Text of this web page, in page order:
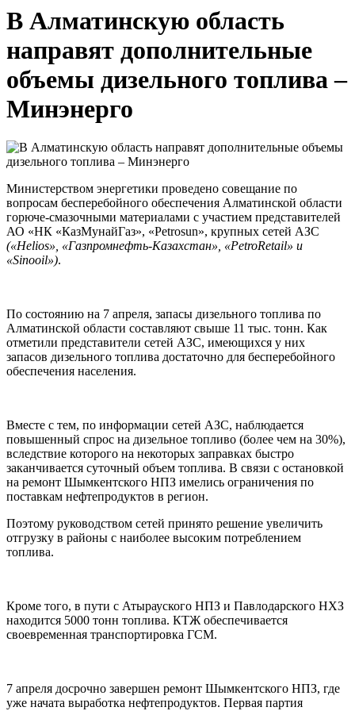
В Алматинскую область
направят дополнительные
объемы дизельного топлива –
Минэнерго
Министерством энергетики проведено совещание по
вопросам бесперебойного обеспечения Алматинской области
горюче-смазочными материалами с участием представителей
АО «НК «КазМунайГаз», «Petrosun», крупных сетей АЗС
(«Helios», «Газпромнефть-Казахстан», «PetroRetail» и
«Sinooil»).
По состоянию на 7 апреля, запасы дизельного топлива по
Алматинской области составляют свыше 11 тыс. тонн. Как
отметили представители сетей АЗС, имеющихся у них
запасов дизельного топлива достаточно для бесперебойного
обеспечения населения.
Вместе с тем, по информации сетей АЗС, наблюдается
повышенный спрос на дизельное топливо (более чем на 30%),
вследствие которого на некоторых заправках быстро
заканчивается суточный объем топлива. В связи с остановкой
на ремонт Шымкентского НПЗ имелись ограничения по
поставкам нефтепродуктов в регион.
Поэтому руководством сетей принято решение увеличить
отгрузку в районы с наиболее высоким потреблением
топлива.
Кроме того, в пути с Атырауского НПЗ и Павлодарского НХЗ
находится 5000 тонн топлива. КТЖ обеспечивается
своевременная транспортировка ГСМ.
7 апреля досрочно завершен ремонт Шымкентского НПЗ, где
уже начата выработка нефтепродуктов. Первая партия